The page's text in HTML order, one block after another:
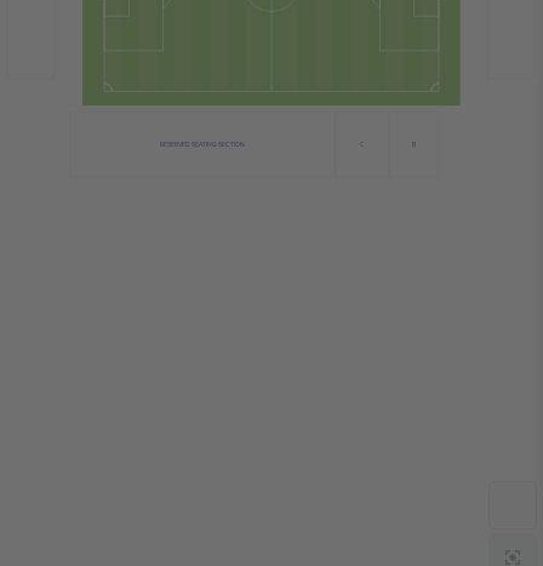
B
C
RESERVED SEATING SECTION